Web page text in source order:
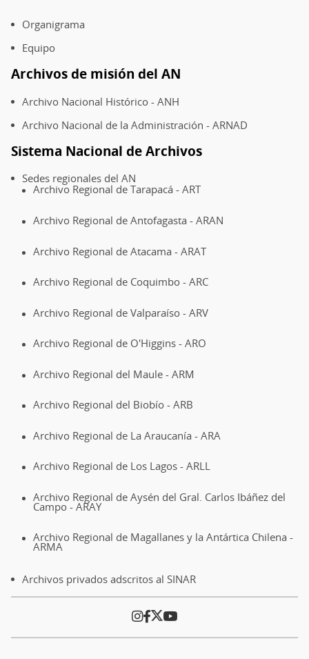
Organigrama
Equipo
Archivos de misión del AN
Archivo Nacional Histórico - ANH
Archivo Nacional de la Administración - ARNAD
Sistema Nacional de Archivos
Sedes regionales del AN
Archivo Regional de Tarapacá - ART
Archivo Regional de Antofagasta - ARAN
Archivo Regional de Atacama - ARAT
Archivo Regional de Coquimbo - ARC
Archivo Regional de Valparaíso - ARV
Archivo Regional de O'Higgins - ARO
Archivo Regional del Maule - ARM
Archivo Regional del Biobío - ARB
Archivo Regional de La Araucanía - ARA
Archivo Regional de Los Lagos - ARLL
Archivo Regional de Aysén del Gral. Carlos Ibáñez del
Campo - ARAY
Archivo Regional de Magallanes y la Antártica Chilena -
ARMA
Archivos privados adscritos al SINAR